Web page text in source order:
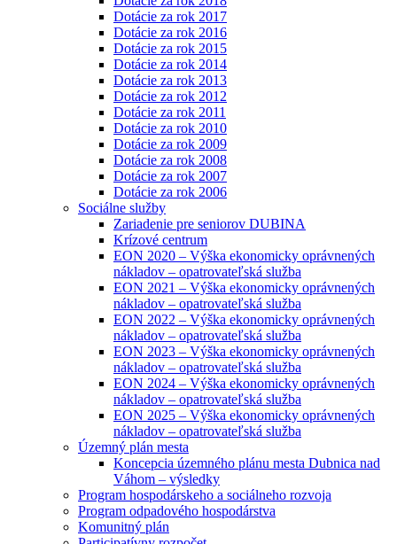
Dotácie za rok 2017
Dotácie za rok 2016
Dotácie za rok 2015
Dotácie za rok 2014
Dotácie za rok 2013
Dotácie za rok 2012
Dotácie za rok 2011
Dotácie za rok 2010
Dotácie za rok 2009
Dotácie za rok 2008
Dotácie za rok 2007
Dotácie za rok 2006
Sociálne služby
Zariadenie pre seniorov DUBINA
Krízové centrum
EON 2020 – Výška ekonomicky oprávnených
nákladov – opatrovateľská služba
EON 2021 – Výška ekonomicky oprávnených
nákladov – opatrovateľská služba
EON 2022 – Výška ekonomicky oprávnených
nákladov – opatrovateľská služba
EON 2023 – Výška ekonomicky oprávnených
nákladov – opatrovateľská služba
EON 2024 – Výška ekonomicky oprávnených
nákladov – opatrovateľská služba
EON 2025 – Výška ekonomicky oprávnených
nákladov – opatrovateľská služba
Územný plán mesta
Koncepcia územného plánu mesta Dubnica nad
Váhom – výsledky
Program hospodárskeho a sociálneho rozvoja
Program odpadového hospodárstva
Komunitný plán